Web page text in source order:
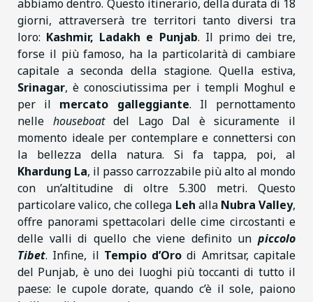
abbiamo dentro. Questo itinerario, della durata di 18
giorni, attraverserà tre territori tanto diversi tra
loro: Kashmir, Ladakh e Punjab. Il primo dei tre,
forse il più famoso, ha la particolarità di cambiare
capitale a seconda della stagione. Quella estiva,
Srinagar, è conosciutissima per i templi Moghul e
per il mercato galleggiante. Il pernottamento
nelle houseboatdel Lago Dal è sicuramente il
momento ideale per contemplare e connettersi con
la bellezza della natura. Si fa tappa, poi, al
Khardung La, il passo carrozzabile più alto al mondo
con un’altitudine di oltre 5.300 metri. Questo
particolare valico, che collega Leh alla Nubra Valley,
offre panorami spettacolari delle cime circostanti e
delle valli di quello che viene definito un piccolo
Tibet. Infine, il Tempio d’Oro di Amritsar, capitale
del Punjab, è uno dei luoghi più toccanti di tutto il
paese: le cupole dorate, quando c’è il sole, paiono